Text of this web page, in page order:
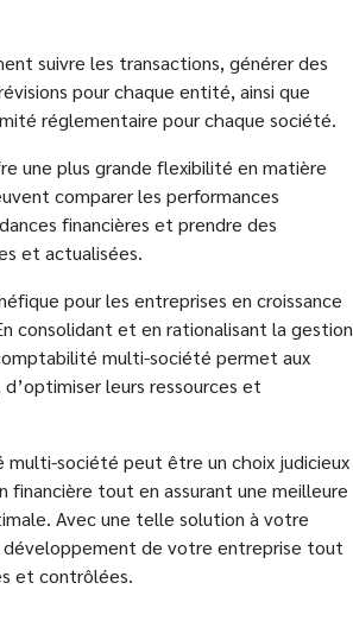
suivre les transactions, générer des
pour chaque entité, ainsi que
réglementaire pour chaque société.
une plus grande flexibilité en matière
comparer les performances
financières et prendre des
et actualisées.
pour les entreprises en croissance
consolidant et en rationalisant la gestion
multi-société permet aux
leurs ressources et
multi-société peut être un choix judicieux
tout en assurant une meilleure
Avec une telle solution à votre
de votre entreprise tout
et contrôlées.